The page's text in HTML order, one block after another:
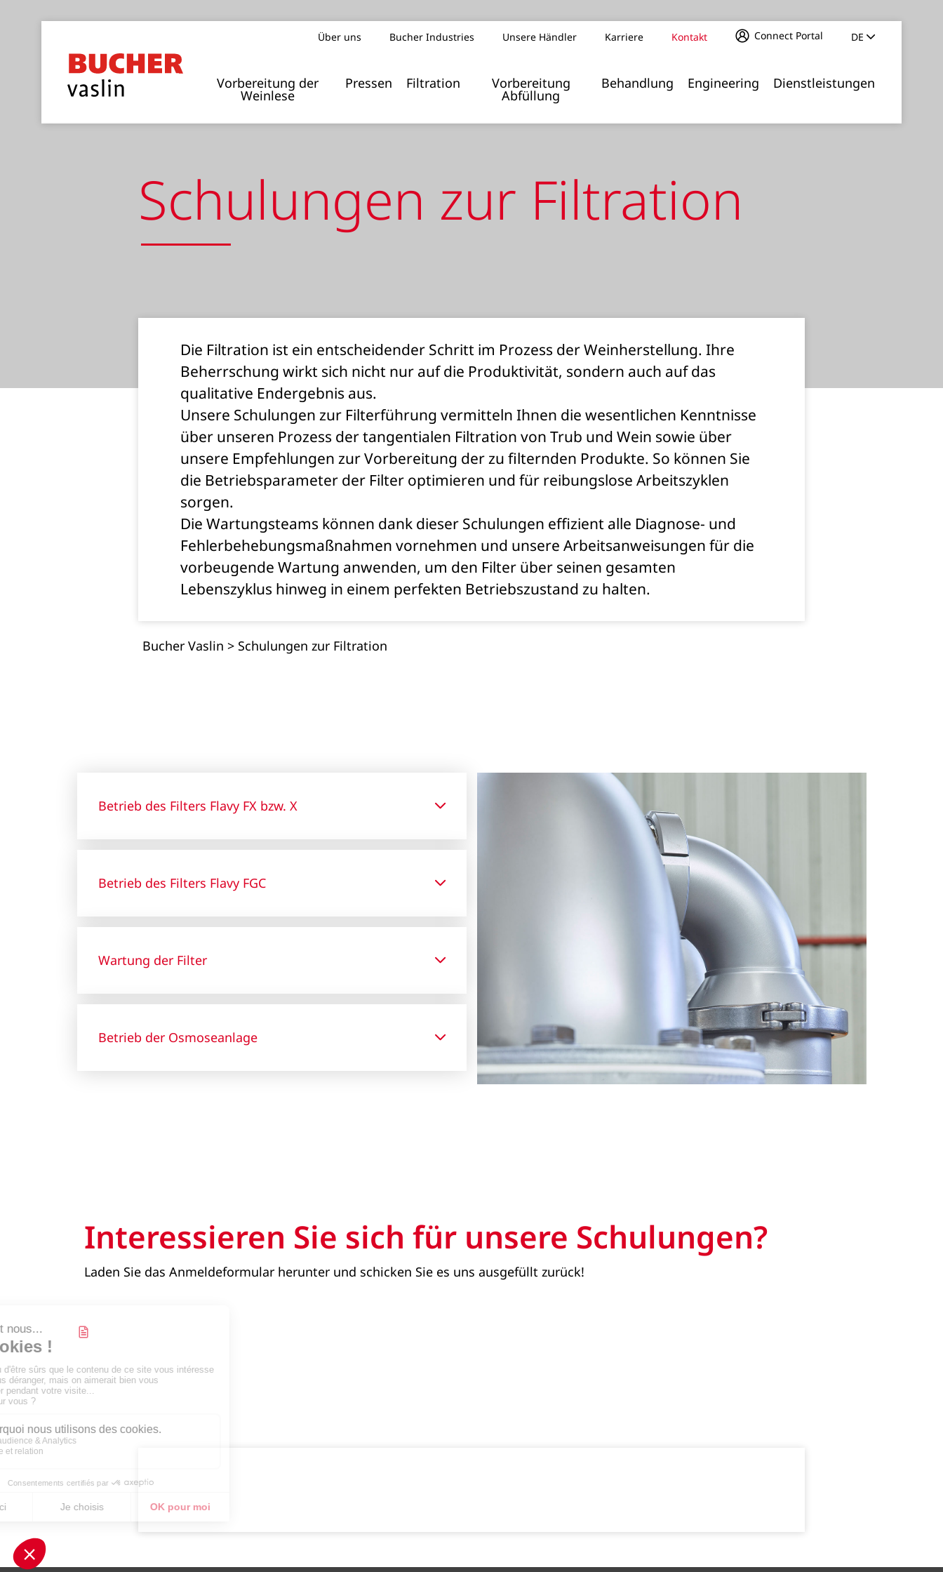
Über uns Bucher Industries Unsere Händler Karriere Kontakt Connect Portal DE
Vorbereitung der
Weinlese
Pressen Filtration Vorbereitung
Abfüllung
Behandlung Engineering Dienstleistungen
Schulungen zur Filtration
Die Filtration ist ein entscheidender Schritt im Prozess der Weinherstellung. Ihre
Beherrschung wirkt sich nicht nur auf die Produktivität, sondern auch auf das
qualitative Endergebnis aus.
Unsere Schulungen zur Filterführung vermitteln Ihnen die wesentlichen Kenntnisse
über unseren Prozess der tangentialen Filtration von Trub und Wein sowie über
unsere Empfehlungen zur Vorbereitung der zu filternden Produkte. So können Sie
die Betriebsparameter der Filter optimieren und für reibungslose Arbeitszyklen
sorgen.
Die Wartungsteams können dank dieser Schulungen effizient alle Diagnose- und
Fehlerbehebungsmaßnahmen vornehmen und unsere Arbeitsanweisungen für die
vorbeugende Wartung anwenden, um den Filter über seinen gesamten
Lebenszyklus hinweg in einem perfekten Betriebszustand zu halten.
Bucher Vaslin > Schulungen zur Filtration
Betrieb des Filters Flavy FX bzw. X
Betrieb des Filters Flavy FGC
Wartung der Filter
Betrieb der Osmoseanlage
Interessieren Sie sich für unsere Schulungen?
Laden Sie das Anmeldeformular herunter und schicken Sie es uns ausgefüllt zurück!